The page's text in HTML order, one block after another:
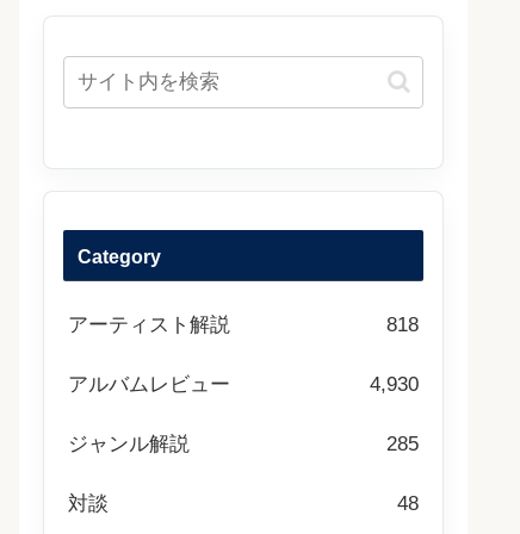
Category
アーティスト解説 818
アルバムレビュー 4,930
ジャンル解説 285
対談 48